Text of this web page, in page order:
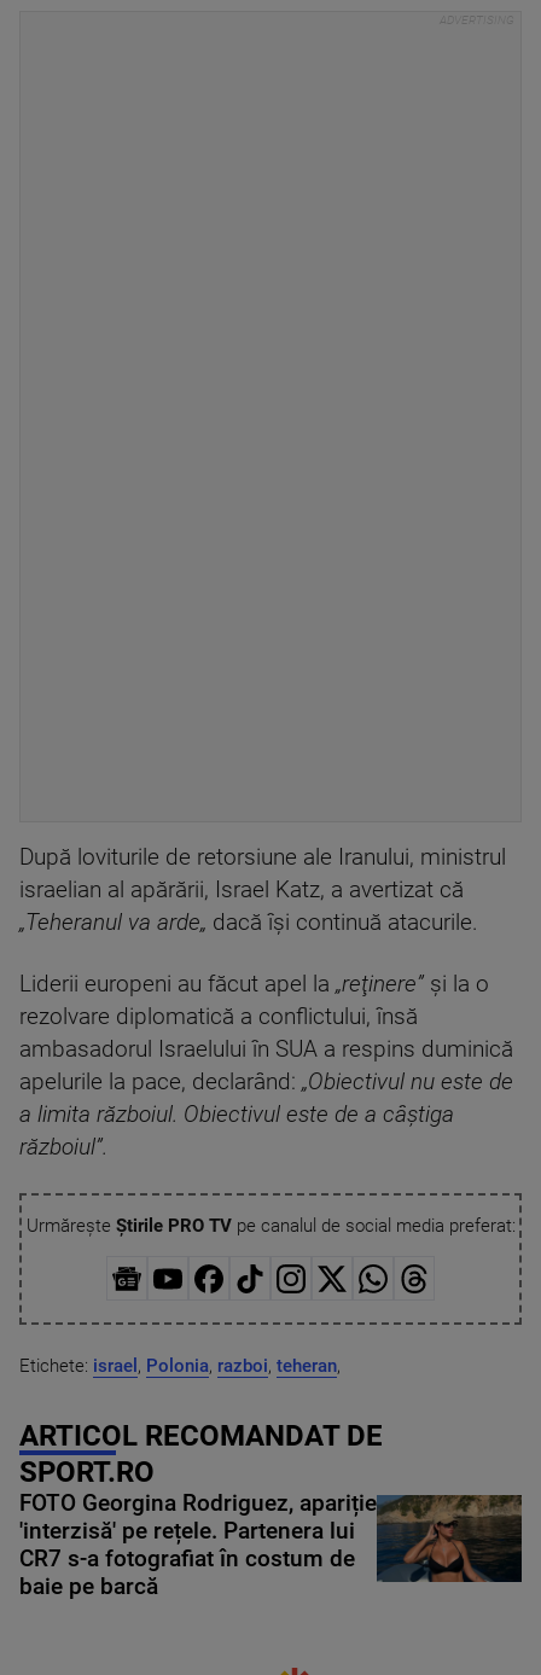
După loviturile de retorsiune ale Iranului, ministrul
israelian al apărării, Israel Katz, a avertizat că
„Teheranul va arde„ dacă îşi continuă atacurile.
Liderii europeni au făcut apel la „reţinere” şi la o
rezolvare diplomatică a conflictului, însă
ambasadorul Israelului în SUA a respins duminică
apelurile la pace, declarând: „Obiectivul nu este de
a limita războiul. Obiectivul este de a câştiga
războiul”.
Urmărește Știrile PRO TVpe canalul de social media preferat:
Etichete: israel , Polonia, razboi, teheran,
ARTICOL RECOMANDAT DE
SPORT.RO
FOTO Georgina Rodriguez, apariție
'interzisă' pe rețele. Partenera lui
CR7 s-a fotografiat în costum de
baie pe barcă